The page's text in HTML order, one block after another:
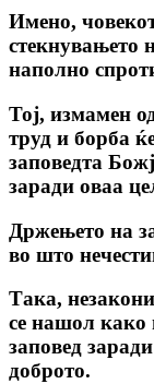
Имено,
стекнувањето
наполно
Тој, измамен
труд и борба
заповедта
заради оваа
Држењето на
во што
Така,
се нашол како
заповед
доброто.